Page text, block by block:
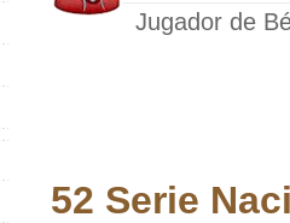
Jugador de
52 Serie